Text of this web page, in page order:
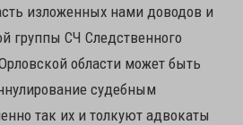
изложенных нами доводов и
группы СЧ Следственного
области может быть
судебным
так их и толкуют адвокаты